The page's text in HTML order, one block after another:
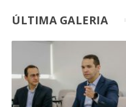
ÚLTIMA GALERIA